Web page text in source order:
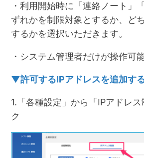
・利用開始時に「連絡ノート」
ずれかを制限対象とするか、ど
するかを選択いただきます。
・システム管理者だけが操作可
▼許可するIPアドレスを追加す
1.「各種設定」から「IPアドレ
ク